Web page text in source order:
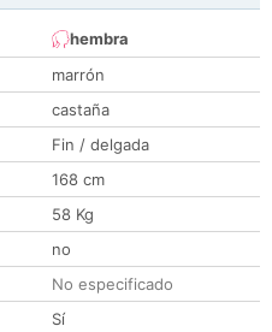
hembra
marrón
castaña
Fin / delgada
168 cm
58 Kg
no
No especificado
Sí